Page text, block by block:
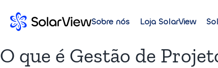
Sobre nós Loja SolarView
O que é Gestão de